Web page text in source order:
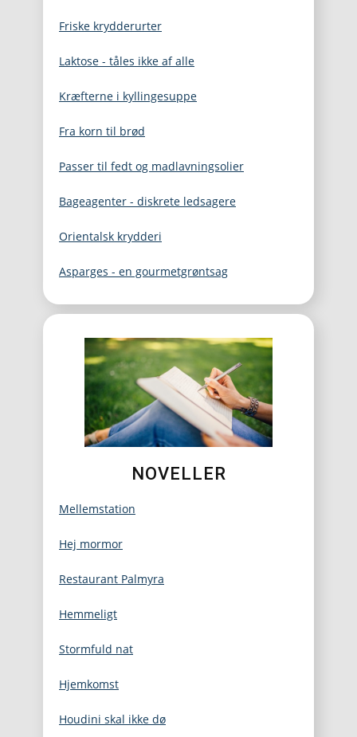
Friske krydderurter
Laktose - tåles ikke af alle
Kræfterne i kyllingesuppe
Fra korn til brød
Passer til fedt og madlavningsolier
Bageagenter - diskrete ledsagere
Orientalsk krydderi
Asparges - en gourmetgrøntsag
NOVELLER
Mellemstation
Hej mormor
Restaurant Palmyra
Hemmeligt
Stormfuld nat
Hjemkomst
Houdini skal ikke dø